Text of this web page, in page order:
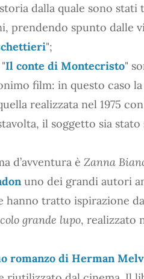
dalla quale sono
prendendo spunto dalle
";
Il conte di Montecristo"
film: in questo caso
realizzata nel 1975
il soggetto sia
d’avventura è Zanna
uno dei grandi autori
tratto ispirazione
grande lupo, realizzato
romanzo di Herman